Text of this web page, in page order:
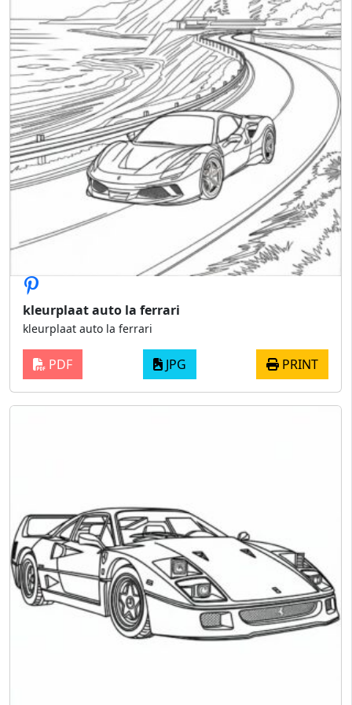
kleurplaat auto la ferrari
kleurplaat auto la ferrari
PDF JPG PRINT